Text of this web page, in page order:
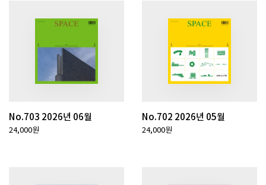
No.703 2026년 06월
24,000원
No.702 2026년 05월
24,000원